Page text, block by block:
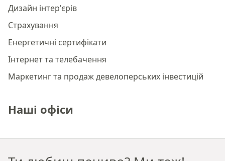
Дизайн інтер'єрів
Страхування
Енергетичні сертифікати
Інтернет та телебачення
Маркетинг та продаж девелоперських інвестицій
Наші офіси
Преміальне агентство нерухомості Краків